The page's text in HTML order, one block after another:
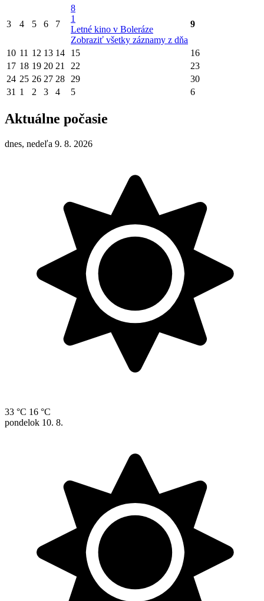
3 4 5 6 7
8
1
Letné kino v Boleráze
Zobraziť všetky záznamy z dňa
9
10 11 12 13 14 15
16
17 18 19 20 21 22
23
24 25 26 27 28 29
30
31 1 2 3 4 5 6
Aktuálne počasie
dnes, nedeľa 9. 8. 2026
33 °C 16 °C
pondelok 10. 8.